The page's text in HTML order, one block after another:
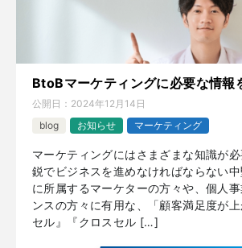
BtoBマーケティングに必要な情報
公開日： 2024年12月14日
blog
お知らせ マーケティング
マーケティングにはさまざまな知識が
鋭でビジネスを進めなければならない
に所属するマーケターの方々や、個人
ンスの方々に有用な、「顧客満足度が
セル』『クロスセル […]